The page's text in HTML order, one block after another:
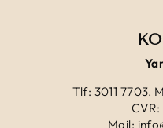
Tlf: 3011 7703.
Mail: